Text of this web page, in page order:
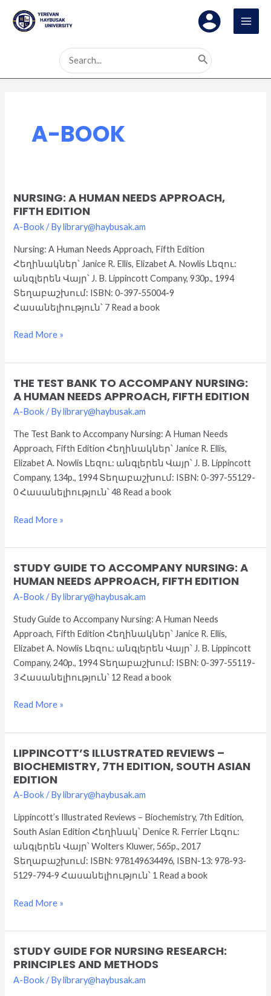
content
Search
for:
A-BOOK
NURSING: A HUMAN NEEDS APPROACH,
FIFTH EDITION
A-Book/ Bylibrary@haybusak.am
Nursing: A Human Needs Approach, Fifth Edition
Հեղինակներ՝ Janice R. Ellis, Elizabet A. Nowlis Լեզու:
անգլերեն Վայր՝ J. B. Lippincott Company, 930p., 1994
Տեղաբաշխում: ISBN: 0-397-55004-9
Հասանելիություն՝ 7 Read a book
Nursing:
A
Human
Approach,
Fifth
Edition
Read More »
THE TEST BANK TO ACCOMPANY NURSING:
A HUMAN NEEDS APPROACH, FIFTH EDITION
A-Book/ Bylibrary@haybusak.am
The Test Bank to Accompany Nursing: A Human Needs
Approach, Fifth Edition Հեղինակներ՝ Janice R. Ellis,
Elizabet A. Nowlis Լեզու: անգլերեն Վայր՝ J. B. Lippincott
Company, 134p., 1994 Տեղաբաշխում: ISBN: 0-397-55129-
0 Հասանելիություն՝ 48 Read a book
The
Test
Bank
Nursing:
Human
Needs
Read More »
STUDY GUIDE TO ACCOMPANY NURSING: A
HUMAN NEEDS APPROACH, FIFTH EDITION
A-Book/ Bylibrary@haybusak.am
Study Guide to Accompany Nursing: A Human Needs
Approach, Fifth Edition Հեղինակներ՝ Janice R. Ellis,
Elizabet A. Nowlis Լեզու: անգլերեն Վայր՝ J. B. Lippincott
Company, 240p., 1994 Տեղաբաշխում: ISBN: 0-397-55119-
3 Հասանելիություն՝ 12 Read a book
Study
Guide
to
Nursing:
A
Human
Needs
Approach,
Read More »
LIPPINCOTT’S ILLUSTRATED REVIEWS –
BIOCHEMISTRY, 7TH EDITION, SOUTH ASIAN
EDITION
A-Book/ By library@haybusak.am
Lippincott’s Illustrated Reviews – Biochemistry, 7th Edition,
South Asian Edition Հեղինակ՝ Denice R. Ferrier Լեզու:
անգլերեն Վայր՝ Wolters Kluwer, 565p., 2017
Տեղաբաշխում: ISBN: 978149634496, ISBN-13: 978-93-
5129-794-9 Հասանելիություն՝ 1 Read a book
Lippincott’s
Illustrated
Reviews
–
Biochemistry,
7th
Edition,
South
Asian
Read More »
STUDY GUIDE FOR NURSING RESEARCH:
PRINCIPLES AND METHODS
A-Book/ Bylibrary@haybusak.am
Study
Guide
for
pagination